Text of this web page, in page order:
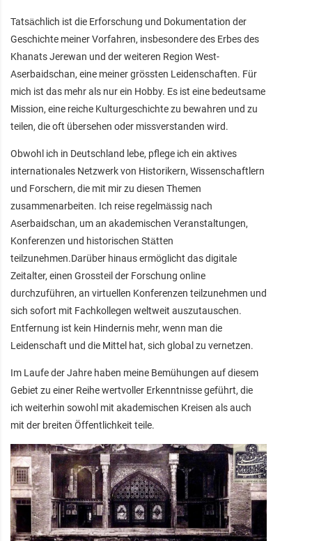
Tatsächlich ist die Erforschung und Dokumentation der
Geschichte meiner Vorfahren, insbesondere des Erbes des
Khanats Jerewan und der weiteren Region West-
Aserbaidschan, eine meiner grössten Leidenschaften. Für
mich ist das mehr als nur ein Hobby. Es ist eine bedeutsame
Mission, eine reiche Kulturgeschichte zu bewahren und zu
teilen, die oft übersehen oder missverstanden wird.
Obwohl ich in Deutschland lebe, pflege ich ein aktives
internationales Netzwerk von Historikern, Wissenschaftlern
und Forschern, die mit mir zu diesen Themen
zusammenarbeiten. Ich reise regelmässig nach
Aserbaidschan, um an akademischen Veranstaltungen,
Konferenzen und historischen Stätten
teilzunehmen.Darüber hinaus ermöglicht das digitale
Zeitalter, einen Grossteil der Forschung online
durchzuführen, an virtuellen Konferenzen teilzunehmen und
sich sofort mit Fachkollegen weltweit auszutauschen.
Entfernung ist kein Hindernis mehr, wenn man die
Leidenschaft und die Mittel hat, sich global zu vernetzen.
Im Laufe der Jahre haben meine Bemühungen auf diesem
Gebiet zu einer Reihe wertvoller Erkenntnisse geführt, die
ich weiterhin sowohl mit akademischen Kreisen als auch
mit der breiten Öffentlichkeit teile.